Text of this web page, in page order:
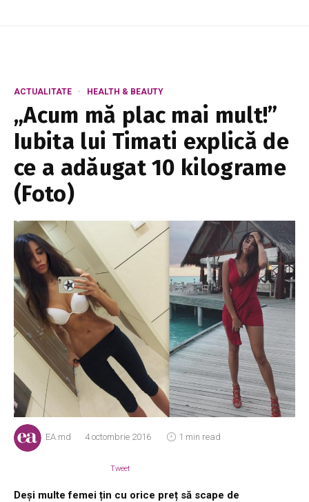
ACTUALITATE HEALTH & BEAUTY
„Acum mă plac mai mult!”
Iubita lui Timati explică de
ce a adăugat 10 kilograme
(Foto)
EA.md 4 octombrie 2016 1 min read
Tweet
Deși multe femei țin cu orice preț să scape de